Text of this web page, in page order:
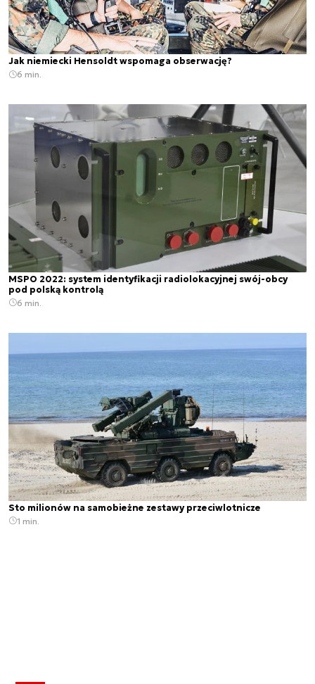
Jak niemiecki Hensoldt wspomaga obserwację?
6 min.
MSPO 2022: system identyfikacji radiolokacyjnej swój-obcy
pod polską kontrolą
6 min.
Sto milionów na samobieżne zestawy przeciwlotnicze
1 min.